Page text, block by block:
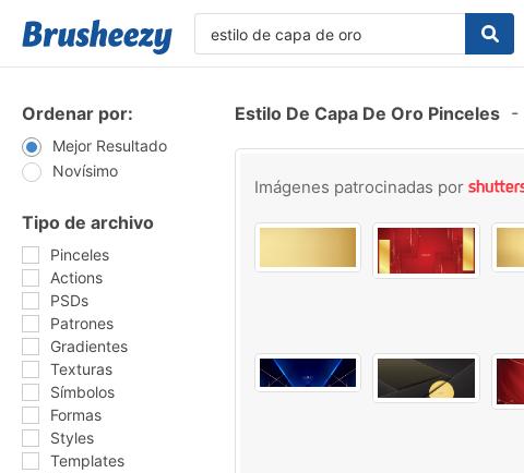
Ordenar por:
Mejor Resultado
Novísimo
Tipo de archivo
Pinceles
Actions
PSDs
Patrones
Gradientes
Texturas
Símbolos
Formas
Styles
Templates
Estilo De Capa De Oro Pinceles -
Imágenes patrocinadas por